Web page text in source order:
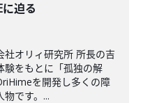
に迫る
社オリィ研究所 所長の吉
験をもとに「孤独の解
を開発し多くの障
です。...